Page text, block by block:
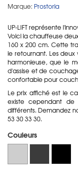
Marque: Prostoria
UP-LIFT représente
Voici la chauffeuse
160 x 200 cm. Cette
le retournant. Les
harmonieuse, que le
d'assise et de
confortable pour
Le prix affiché est le
existe cependant de
différents. Demandez
53 30 33 30.
Couleurs